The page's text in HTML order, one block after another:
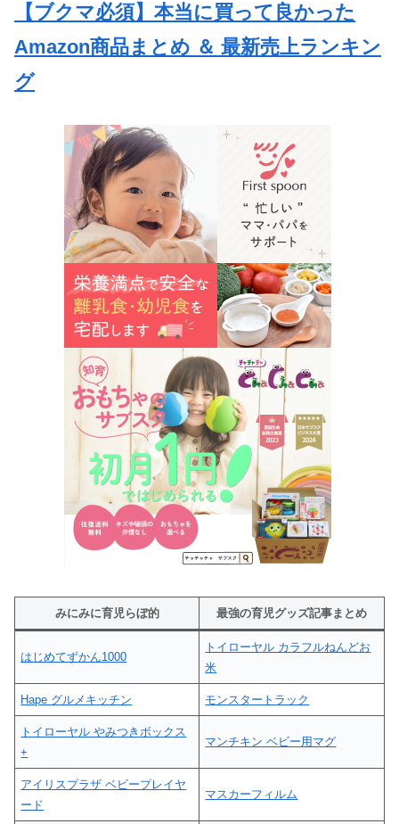
【ブクマ必須】本当に買って良かった
Amazon商品まとめ ＆ 最新売上ランキン
グ
みにみに育児らぼ的 最強の育児グッズ記事まとめ
はじめてずかん1000
トイローヤル カラフルねんどお
米
Hape グルメキッチン モンスタートラック
トイローヤル やみつきボックス
+
マンチキン ベビー用マグ
アイリスプラザ ベビープレイヤ
ード
マスカーフィルム